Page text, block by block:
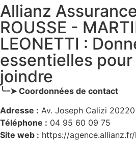
Allianz
ROUSSE -
LEONETTI :
essentielles pour
joindre
╰┈➤ Coordonnées de contact
Adresse : Av. Joseph Calizi 20220
Téléphone : 04 95 60 09 75
Site web : https://